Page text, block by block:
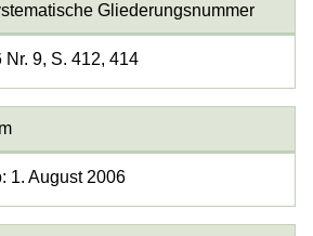
Gliederungsnummer
9, S. 412, 414
1. August 2006